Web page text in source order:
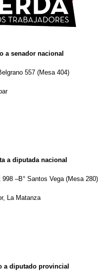
a senador nacional
557 (Mesa 404)
a diputada nacional
–B° Santos Vega (Mesa 280)
La Matanza
a diputado provincial